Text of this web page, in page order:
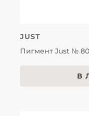
JUST
Пигмент Just № 80
В